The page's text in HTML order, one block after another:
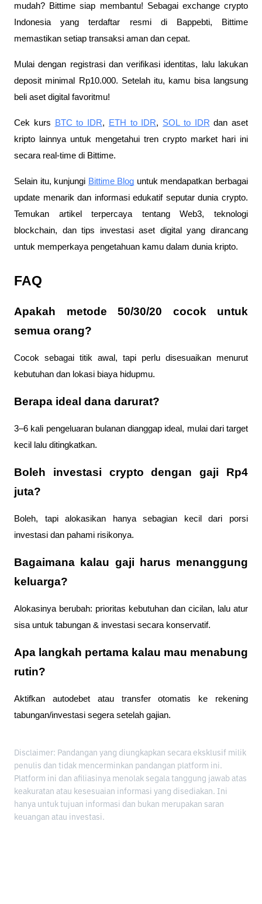
mudah? Bittime siap membantu! Sebagai exchange crypto
Indonesia yang terdaftar resmi di Bappebti, Bittime
memastikan setiap transaksi aman dan cepat.
Mulai dengan registrasi dan verifikasi identitas, lalu lakukan
deposit minimal Rp10.000. Setelah itu, kamu bisa langsung
beli aset digital favoritmu!
Cek kurs BTC to IDR, ETH to IDR, SOL to IDR dan aset
kripto lainnya untuk mengetahui tren crypto market hari ini
secara real-time di Bittime.
Selain itu, kunjungi Bittime Blog untuk mendapatkan berbagai
update menarik dan informasi edukatif seputar dunia crypto.
Temukan artikel terpercaya tentang Web3, teknologi
blockchain, dan tips investasi aset digital yang dirancang
untuk memperkaya pengetahuan kamu dalam dunia kripto.
FAQ
Apakah metode 50/30/20 cocok untuk
semua orang?
Cocok sebagai titik awal, tapi perlu disesuaikan menurut
kebutuhan dan lokasi biaya hidupmu.
Berapa ideal dana darurat?
3–6 kali pengeluaran bulanan dianggap ideal, mulai dari target
kecil lalu ditingkatkan.
Boleh investasi crypto dengan gaji Rp4
juta?
Boleh, tapi alokasikan hanya sebagian kecil dari porsi
investasi dan pahami risikonya.
Bagaimana kalau gaji harus menanggung
keluarga?
Alokasinya berubah: prioritas kebutuhan dan cicilan, lalu atur
sisa untuk tabungan & investasi secara konservatif.
Apa langkah pertama kalau mau menabung
rutin?
Aktifkan autodebet atau transfer otomatis ke rekening
tabungan/investasi segera setelah gajian.
Disclaimer: Pandangan yang diungkapkan secara eksklusif milik
penulis dan tidak mencerminkan pandangan platform ini.
Platform ini dan afiliasinya menolak segala tanggung jawab atas
keakuratan atau kesesuaian informasi yang disediakan. Ini
hanya untuk tujuan informasi dan bukan merupakan saran
keuangan atau investasi.